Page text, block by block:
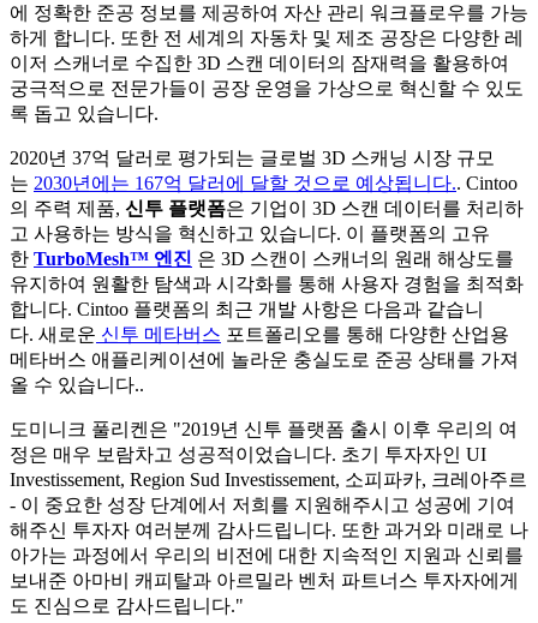
에 정확한 준공 정보를 제공하여 자산 관리 워크플로우를 가능
하게 합니다. 또한 전 세계의 자동차 및 제조 공장은 다양한 레
이저 스캐너로 수집한 3D 스캔 데이터의 잠재력을 활용하여
궁극적으로 전문가들이 공장 운영을 가상으로 혁신할 수 있도
록 돕고 있습니다.
2020년 37억 달러로 평가되는 글로벌 3D 스캐닝 시장 규모
는 2030년에는 167억 달러에 달할 것으로 예상됩니다.. Cintoo
의 주력 제품, 신투 플랫폼은 기업이 3D 스캔 데이터를 처리하
고 사용하는 방식을 혁신하고 있습니다. 이 플랫폼의 고유
한 TurboMesh™ 엔진 은 3D 스캔이 스캐너의 원래 해상도를
유지하여 원활한 탐색과 시각화를 통해 사용자 경험을 최적화
합니다. Cintoo 플랫폼의 최근 개발 사항은 다음과 같습니
다. 새로운 신투 메타버스 포트폴리오를 통해 다양한 산업용
메타버스 애플리케이션에 놀라운 충실도로 준공 상태를 가져
올 수 있습니다..
도미니크 풀리켄은 "2019년 신투 플랫폼 출시 이후 우리의 여
정은 매우 보람차고 성공적이었습니다. 초기 투자자인 UI
Investissement, Region Sud Investissement, 소피파카, 크레아주르
- 이 중요한 성장 단계에서 저희를 지원해주시고 성공에 기여
해주신 투자자 여러분께 감사드립니다. 또한 과거와 미래로 나
아가는 과정에서 우리의 비전에 대한 지속적인 지원과 신뢰를
보내준 아마비 캐피탈과 아르밀라 벤처 파트너스 투자자에게
도 진심으로 감사드립니다."